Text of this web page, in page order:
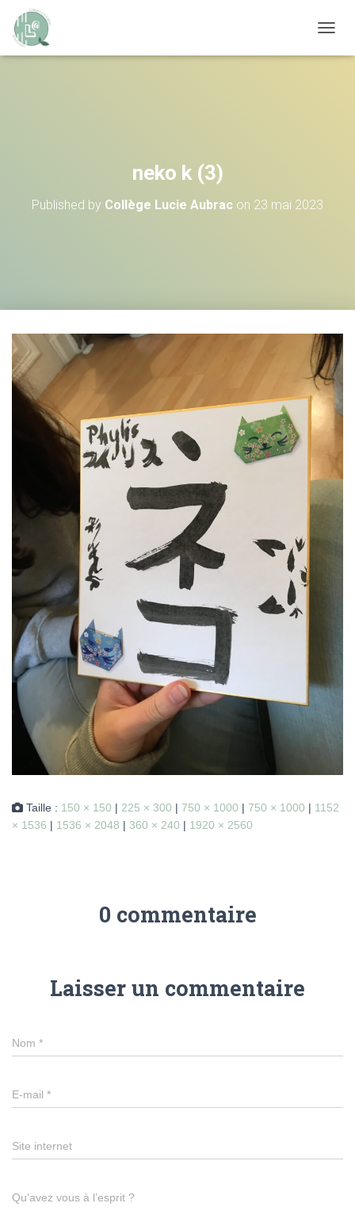
neko k (3)
Published by Collège Lucie Aubrac on 23 mai 2023
Taille : 150 × 150 | 225 × 300 | 750 × 1000 | 750 × 1000 | 1152
× 1536 | 1536 × 2048 | 360 × 240 | 1920 × 2560
0 commentaire
Laisser un commentaire
Nom *
E-mail *
Site internet
Qu’avez vous à l’esprit ?